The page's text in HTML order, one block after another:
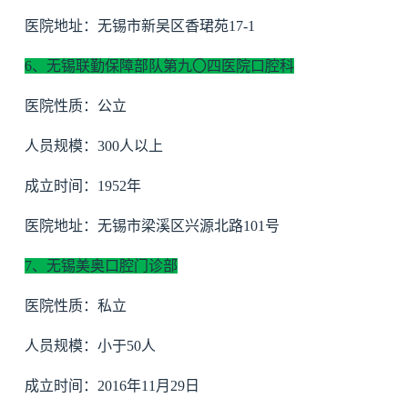
医院地址：无锡市新吴区香珺苑17-1
6、无锡联勤保障部队第九〇四医院口腔科
医院性质：公立
人员规模：300人以上
成立时间：1952年
医院地址：无锡市梁溪区兴源北路101号
7、无锡美奥口腔门诊部
医院性质：私立
人员规模：小于50人
成立时间：2016年11月29日